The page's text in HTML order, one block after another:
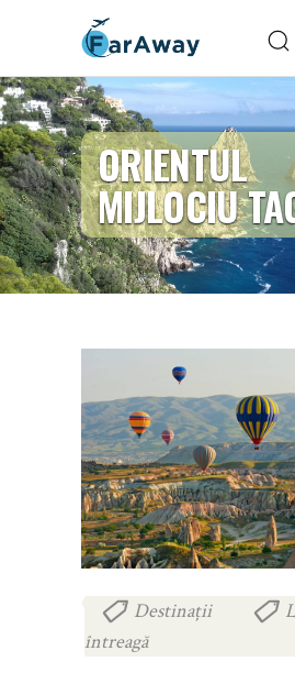
ORIENTUL
MIJLOCIU
Destinații
întreagă